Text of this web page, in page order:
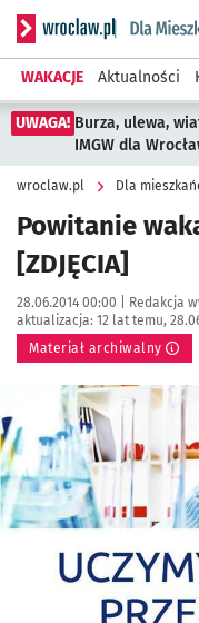
Serwis informacyjny
WAKACJE Aktualności
UWAGA! Burza, ulewa,
IMGW dla
wroclaw.pl Dla
Powitanie
[ZDJĘCIA]
Data publikacji:
28.06.2014 00:00 | Autor:
Redakcja
aktualizacja: 12 lat temu,
Materiał archiwalny
Kliknij, aby powiększyć